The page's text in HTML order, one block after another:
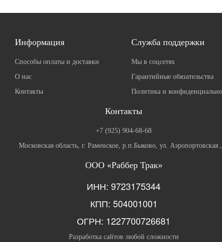
Информация
Способы оплаты и доставки
О нас
Контакты
Служба поддержки
Мы в соцсетях
Гарантийные обязательства
Политика и
Контакты
+7 (925) 904-68-68
Московская область, г. Раменское, р.п.Быково, ул. Аэропортовская
ООО «Раббер Трак»
ИНН: 9723175344
КПП: 504001001
ОГРН: 1227700726681
Разработка сайтов любой сложности